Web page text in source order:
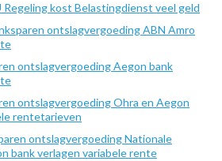
Regeling kost Belastingdienst veel geld
ontslagvergoeding ABN Amro
ontslagvergoeding Aegon bank
ontslagvergoeding Ohra en Aegon
rentetarieven
ontslagvergoeding Nationale
bank verlagen variabele rente